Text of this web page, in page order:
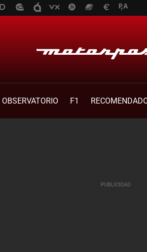
OBSERVATORIO F1